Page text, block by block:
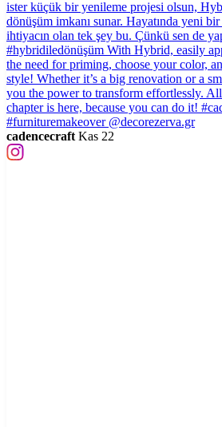
cadencecraft Kas 22